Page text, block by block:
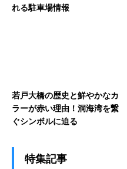
れる駐車場情報
若戸大橋の歴史と鮮やかなカ
ラーが赤い理由！洞海湾を繋
ぐシンボルに迫る
特集記事